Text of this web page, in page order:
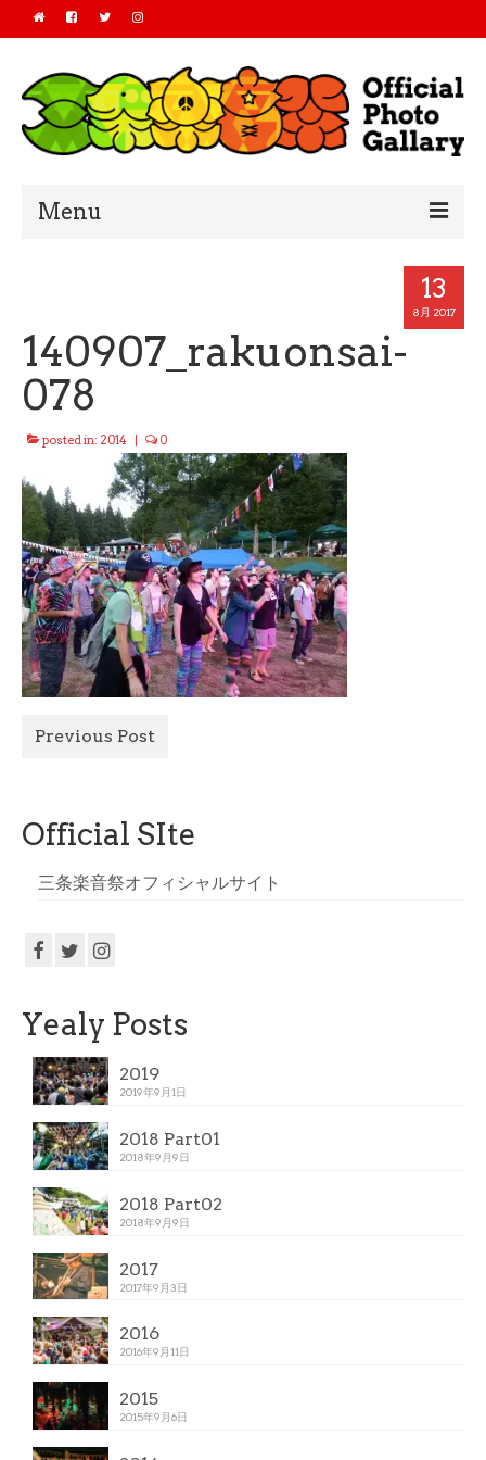
Menu
2018
2017
2016
All Photo
Official Site
13
8月 2017
140907_rakuonsai-
078
posted in: 2014 0
Previous Post
Official SIte
三条楽音祭オフィシャルサイト
Yealy Posts
2019
2019年9月1日
2018 Part01
2018年9月9日
2018 Part02
2018年9月9日
2017
2017年9月3日
2016
2016年9月11日
2015
2015年9月6日